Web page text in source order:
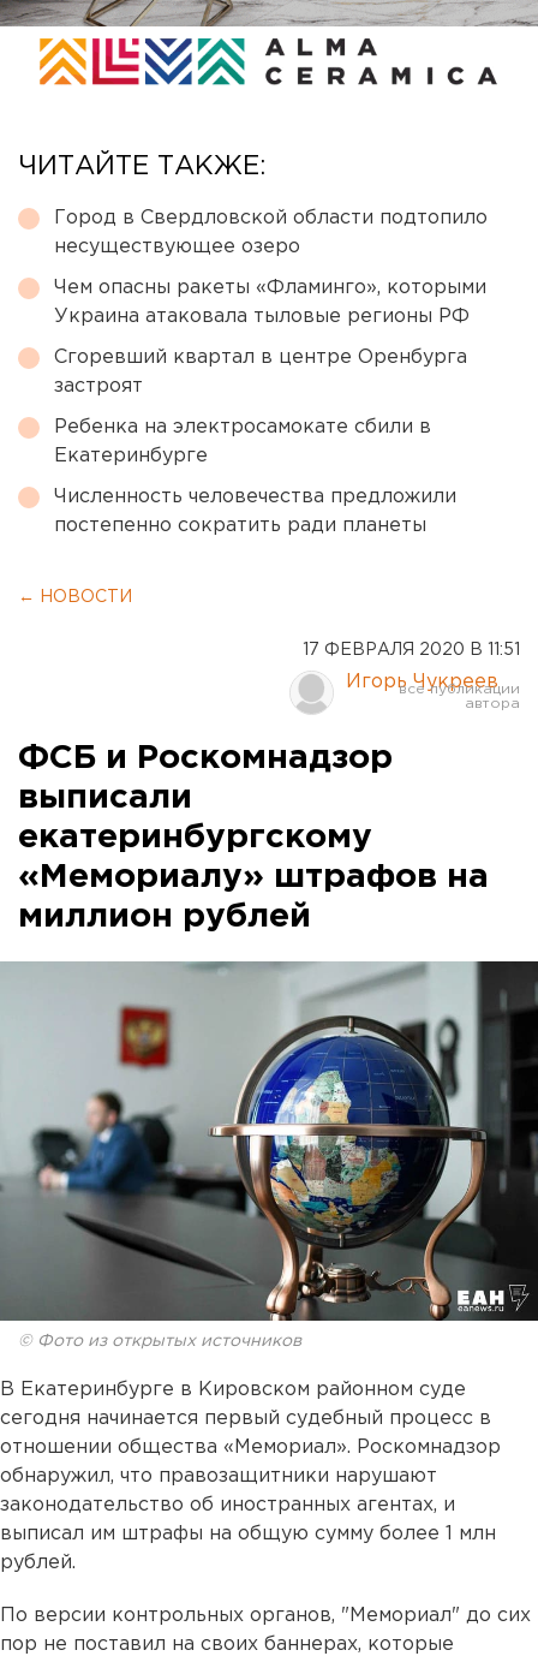
ЧИТАЙТЕ ТАКЖЕ:
Город в Свердловской области подтопило
несуществующее озеро
Чем опасны ракеты «Фламинго», которыми
Украина атаковала тыловые регионы РФ
Сгоревший квартал в центре Оренбурга
застроят
Ребенка на электросамокате сбили в
Екатеринбурге
Численность человечества предложили
постепенно сократить ради планеты
← НОВОСТИ
17 ФЕВРАЛЯ 2020 В 11:51
Игорь Чукреев
ФСБ и Роскомнадзор
выписали
екатеринбургскому
«Мемориалу» штрафов на
миллион рублей
© Фото из открытых источников
В Екатеринбурге в Кировском районном суде
сегодня начинается первый судебный процесс в
отношении общества «Мемориал». Роскомнадзор
обнаружил, что правозащитники нарушают
законодательство об иностранных агентах, и
выписал им штрафы на общую сумму более 1 млн
рублей.
По версии контрольных органов, "Мемориал" до сих
пор не поставил на своих баннерах, которые